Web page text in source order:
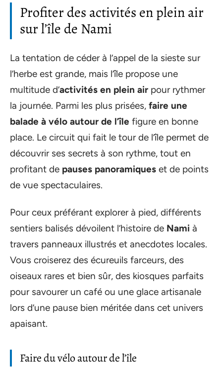
Profiter des activités en plein air
sur l’île de Nami
La tentation de céder à l’appel de la sieste sur
l’herbe est grande, mais l’île propose une
multitude d’activités en plein air pour rythmer
la journée. Parmi les plus prisées, faire une
balade à vélo autour de l’île figure en bonne
place. Le circuit qui fait le tour de l’île permet de
découvrir ses secrets à son rythme, tout en
profitant de pauses panoramiques et de points
de vue spectaculaires.
Pour ceux préférant explorer à pied, différents
sentiers balisés dévoilent l’histoire de Nami à
travers panneaux illustrés et anecdotes locales.
Vous croiserez des écureuils farceurs, des
oiseaux rares et bien sûr, des kiosques parfaits
pour savourer un café ou une glace artisanale
lors d’une pause bien méritée dans cet univers
apaisant.
Faire du vélo autour de l’île